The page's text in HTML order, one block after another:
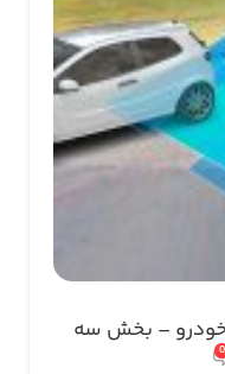
خودرو – بخش سه
0